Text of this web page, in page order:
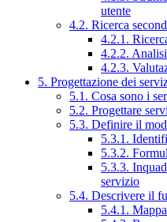
utente
4.2. Ricerca
4.2.1.
4.2.2.
4.2.3.
5. Progettazione dei
5.1. Cosa sono i
5.2. Progettare
5.3. Definire il
5.3.1.
5.3.2.
5.3.3.
servizio
5.4. Descrivere il
5.4.1.